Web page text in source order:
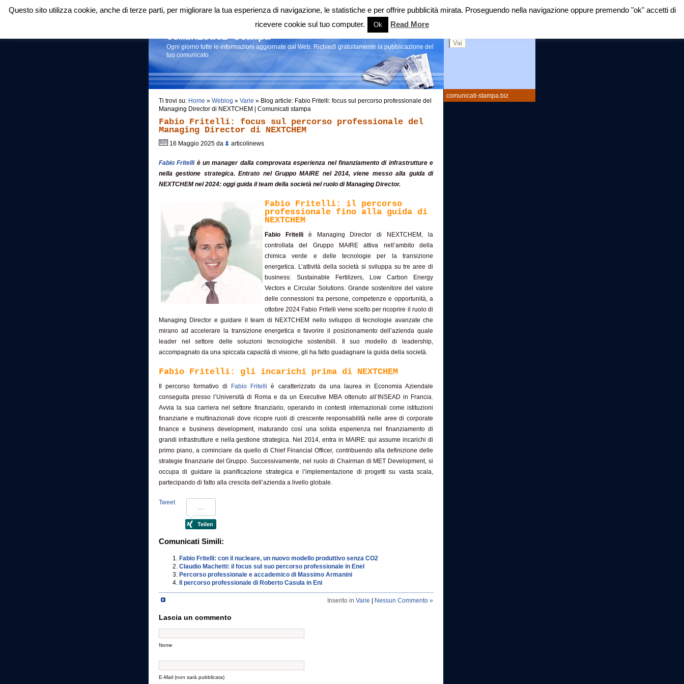
comunicati-stampa.biz
Login |RSS |
Comunicati stampa
Ogni giorno tutte le informazioni aggiornate dal Web. Richiedi gratuitamente la pubblicazione del
tuo comunicato.
Ti trovi su: Home » Weblog » Varie » Blog article: Fabio Fritelli: focus sul percorso professionale del
Managing Director di NEXTCHEM | Comunicati stampa
Fabio Fritelli: focus sul percorso professionale del
Managing Director di NEXTCHEM
16 Maggio 2025 da articolinews
Fabio Fritelliè un manager dalla comprovata esperienza nel finanziamento di infrastrutture e
nella gestione strategica. Entrato nel Gruppo MAIRE nel 2014, viene messo alla guida di
NEXTCHEM nel 2024: oggi guida il team della società nel ruolo di Managing Director.
Fabio Fritelli: il percorso
professionale fino alla guida di
NEXTCHEM
Fabio Fritelliè Managing Director di NEXTCHEM, la
controllata del Gruppo MAIRE attiva nell’ambito della
chimica verde e delle tecnologie per la transizione
energetica. L’attività della società si sviluppa su tre aree di
business: Sustainable Fertilizers, Low Carbon Energy
Vectors e Circular Solutions. Grande sostenitore del valore
delle connessioni tra persone, competenze e opportunità, a
ottobre 2024 Fabio Fritelli viene scelto per ricoprire il ruolo di
Managing Director e guidare il team di NEXTCHEM nello sviluppo di tecnologie avanzate che
mirano ad accelerare la transizione energetica e favorire il posizionamento dell’azienda quale
leader nel settore delle soluzioni tecnologiche sostenibili. Il suo modello di leadership,
accompagnato da una spiccata capacità di visione, gli ha fatto guadagnare la guida della società.
Fabio Fritelli: gli incarichi prima di NEXTCHEM
Il percorso formativo di Fabio Fritelli è caratterizzato da una laurea in Economia Aziendale
conseguita presso l’Università di Roma e da un Executive MBA ottenuto all’INSEAD in Francia.
Avvia la sua carriera nel settore finanziario, operando in contesti internazionali come istituzioni
finanziarie e multinazionali dove ricopre ruoli di crescente responsabilità nelle aree di corporate
finance e business development, maturando così una solida esperienza nel finanziamento di
grandi infrastrutture e nella gestione strategica. Nel 2014, entra in MAIRE: qui assume incarichi di
primo piano, a cominciare da quello di Chief Financial Officer, contribuendo alla definizione delle
strategie finanziarie del Gruppo. Successivamente, nel ruolo di Chairman di MET Development, si
occupa di guidare la pianificazione strategica e l’implementazione di progetti su vasta scala,
partecipando di fatto alla crescita dell’azienda a livello globale.
Tweet
Comunicati Simili:
Fabio Fritelli: con il nucleare, un nuovo modello produttivo senza CO2
Claudio Machetti: il focus sul suo percorso professionale in Enel
Percorso professionale e accademico di Massimo Armanini
Il percorso professionale di Roberto Casula in Eni
Inserito in Varie Nessun Commento »
Lascia un commento
Nome
E-Mail (non sarà pubblicata)
Questo sito utilizza cookie, anche di terze parti, per migliorare la tua esperienza di navigazione, le statistiche e per offrire pubblicità mirata. Proseguendo nella navigazione oppure premendo "ok" accetti di
ricevere cookie sul tuo computer.
Ok Read More